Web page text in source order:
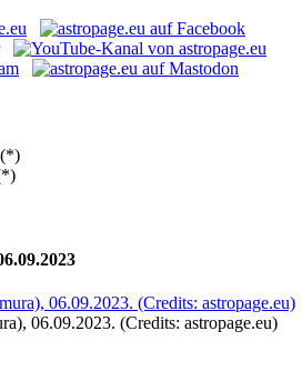
(*)
06.09.2023. (Credits: astropage.eu)